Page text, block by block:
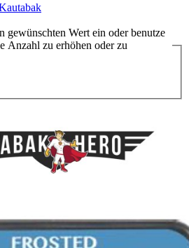
gewünschten Wert ein oder benutze
Anzahl zu erhöhen oder zu